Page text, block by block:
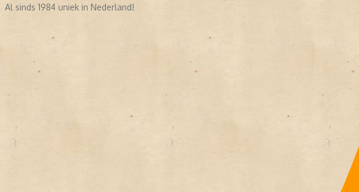
Al sinds 1984 uniek in Nederland!